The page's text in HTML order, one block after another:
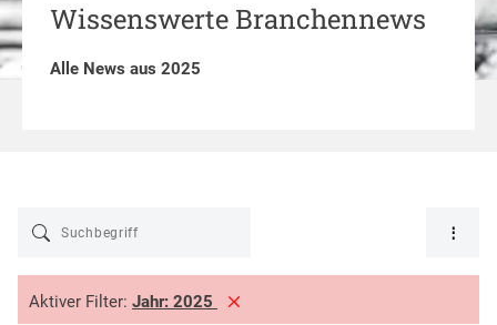
Wissenswerte Branchennews
Alle News aus 2025
Aktiver Filter: Jahr: 2025